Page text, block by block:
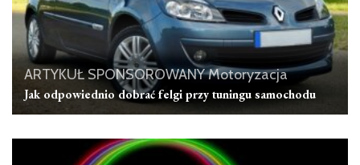
ARTYKUŁ SPONSOROWANYMotoryzacja
Jak odpowiednio dobrać felgi przy tuningu samochodu